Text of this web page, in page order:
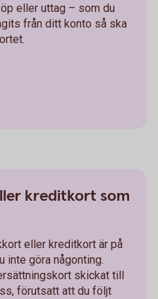
eller uttag – som du
från ditt konto så ska
kreditkort som
eller kreditkort är på
inte göra någonting.
skickat till
förutsatt att du följt